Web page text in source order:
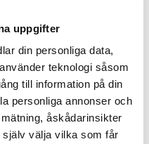
uppgifter
din personliga data,
teknologi såsom
till information på din
personliga annonser och
åskådarinsikter
välja vilka som får
som till följd
endast på
också under
måste i
(dvs. den
och t.ex. ansvara för